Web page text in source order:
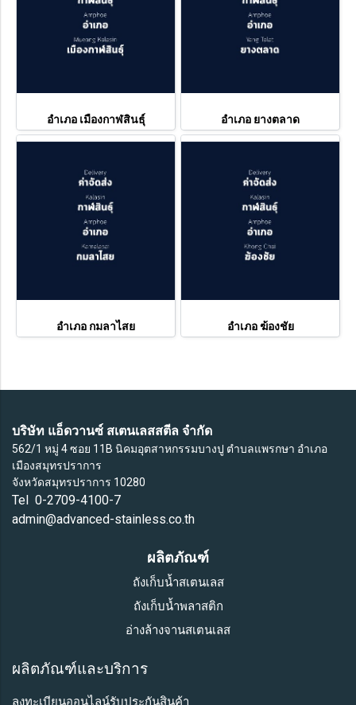
อำเภอ เมืองกาฬสินธุ์ อำเภอ ยางตลาด
อำเภอ กมลาไสย อำเภอ ฆ้องชัย
บริษัท แอ็ดวานซ์ สเตนเลสสตีล จำกัด
562/1 หมู่ 4 ซอย 11B นิคมอุตสาหกรรมบางปู ตำบลแพรกษา อำเภอ
เมืองสมุทรปราการ
จังหวัดสมุทรปราการ 10280
Tel 0-2709-4100-7
admin@advanced-stainless.co.th
ผลิตภัณฑ์
ถังเก็บน้ำสเตนเลส
ถังเก็บน้ำพลาสติก
อ่างล้างจานสเตนเลส
ผลิตภัณฑ์และบริการ
ลงทะเบียนออนไลน์รับประกันสินค้า